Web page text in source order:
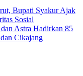
Bupati Syakur Ajak
Sosial
Astra Hadirkan 85
Cikajang